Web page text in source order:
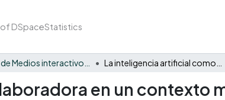
of DSpaceStatistics
en un contexto